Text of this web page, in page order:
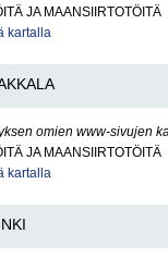
JA MAANSIIRTOTÖITÄ
kartalla
omien www-sivujen
JA MAANSIIRTOTÖITÄ
kartalla